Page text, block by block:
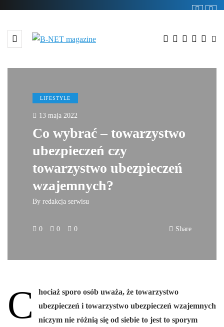
LIFESTYLE
13 maja 2022
Co wybrać – towarzystwo
ubezpieczeń czy
towarzystwo ubezpieczeń
wzajemnych?
By redakcja serwisu
0 0 0 Share
C
hociaż sporo osób uważa, że towarzystwo
ubezpieczeń i towarzystwo ubezpieczeń wzajemnych
niczym nie różnią się od siebie to jest to sporym